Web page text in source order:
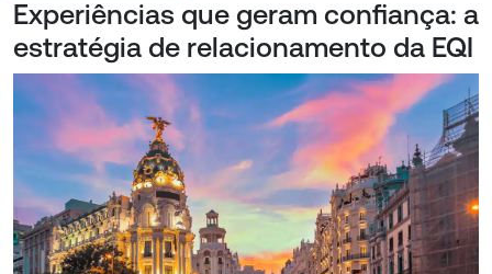
Experiências que geram confiança: a
estratégia de relacionamento da EQI